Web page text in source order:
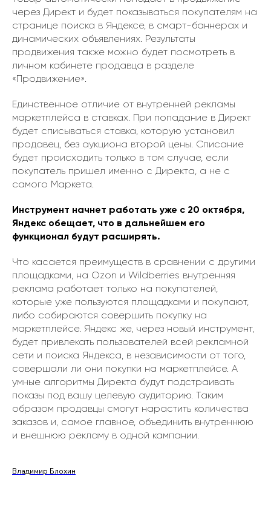
через Директ и будет показываться покупателям на
странице поиска в Яндексе, в смарт-баннерах и
динамических объявлениях. Результаты
продвижения также можно будет посмотреть в
личном кабинете продавца в разделе
«Продвижение».
Единственное отличие от внутренней рекламы
маркетплейса в ставках. При попадание в Директ
будет списываться ставка, которую установил
продавец, без аукциона второй цены. Списание
будет происходить только в том случае, если
покупатель пришел именно с Директа, а не с
самого Маркета.
Инструмент начнет работать уже с 20 октября,
Яндекс обещает, что в дальнейшем его
функционал будут расширять.
Что касается преимуществ в сравнении с другими
площадками, на Ozon и Wildberries внутренняя
реклама работает только на покупателей,
которые уже пользуются площадками и покупают,
либо собираются совершить покупку на
маркетплейсе. Яндекс же, через новый инструмент,
будет привлекать пользователей всей рекламной
сети и поиска Яндекса, в независимости от того,
совершали ли они покупки на маркетплейсе. А
умные алгоритмы Директа будут подстраивать
показы под вашу целевую аудиторию. Таким
образом продавцы смогут нарастить количества
заказов и, самое главное, объединить внутреннюю
и внешнюю рекламу в одной кампании.
Владимир Блохин